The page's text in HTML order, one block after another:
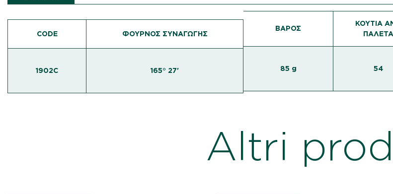
CODE ΦΟΥΡΝΟΣ ΣΥΝΑΓΩΓΗΣ
1902C 165° 27'
ΒΑΡΟΣ
ΚΟΥΤΙΑ
ΠΑΛΕΤΑ
85 g 54
Altri